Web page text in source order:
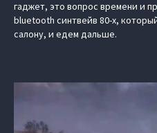
гаджет, это вопрос времени и
bluetooth синтвейв 80-х,
салону, и едем дальше.